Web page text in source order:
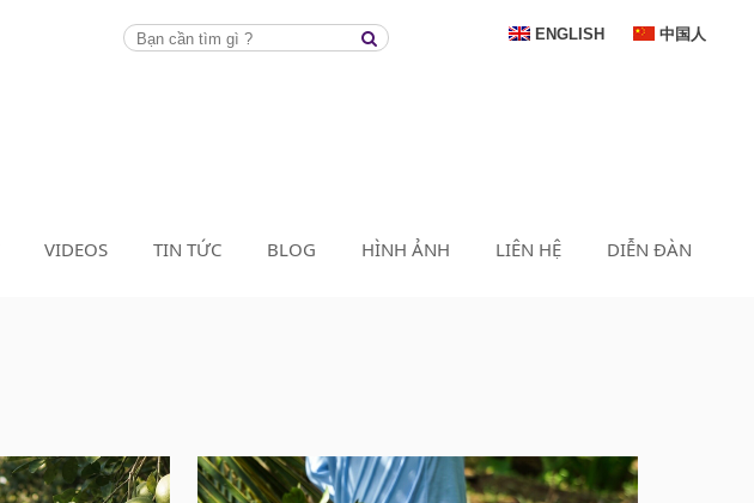
ENGLISH 中国人
VIDEOS TIN TỨC BLOG HÌNH ẢNH LIÊN HỆ DIỄN ĐÀN